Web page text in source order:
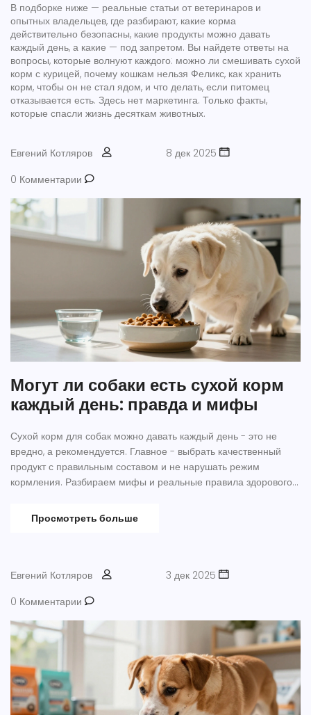
В подборке ниже — реальные статьи от ветеринаров и
опытных владельцев, где разбирают, какие корма
действительно безопасны, какие продукты можно давать
каждый день, а какие — под запретом. Вы найдете ответы на
вопросы, которые волнуют каждого: можно ли смешивать сухой
корм с курицей, почему кошкам нельзя Феликс, как хранить
корм, чтобы он не стал ядом, и что делать, если питомец
отказывается есть. Здесь нет маркетинга. Только факты,
которые спасли жизнь десяткам животных.
Евгений Котляров
8 дек 2025
0 Комментарии
Могут ли собаки есть сухой корм
каждый день: правда и мифы
Сухой корм для собак можно давать каждый день - это не
вредно, а рекомендуется. Главное - выбрать качественный
продукт с правильным составом и не нарушать режим
кормления. Разбираем мифы и реальные правила здорового
Просмотреть больше
Евгений Котляров
3 дек 2025
0 Комментарии